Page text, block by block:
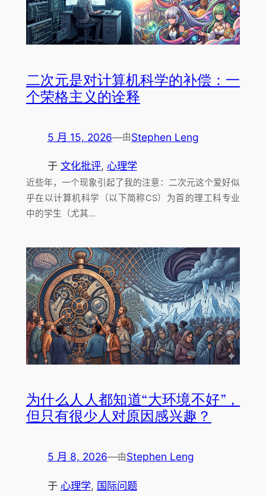
二次元是对计算机科学的补偿：一
个荣格主义的诠释
5 月 15, 2026—由Stephen Leng
于 文化批评, 心理学
近些年，一个现象引起了我的注意：二次元这个爱好似
乎在以计算机科学（以下简称CS）为首的理工科专业
中的学生（尤其…
为什么人人都知道“大环境不好”，
但只有很少人对原因感兴趣？
5 月 8, 2026—由Stephen Leng
于 心理学, 国际问题